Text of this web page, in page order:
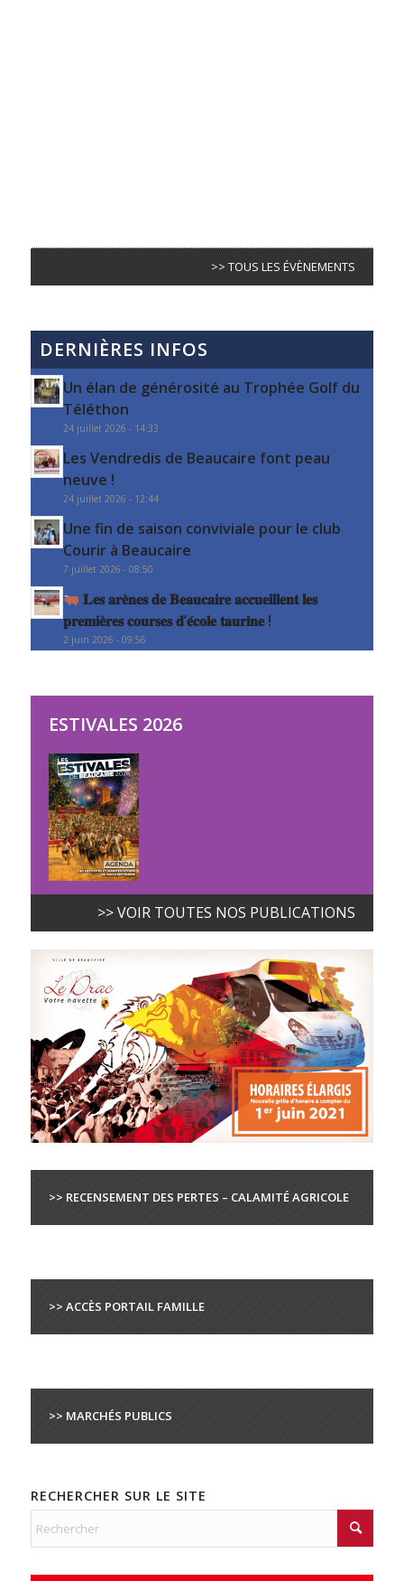
>> TOUS LES ÉVÈNEMENTS
DERNIÈRES INFOS
Un élan de générosité au Trophée Golf du
Téléthon
24 juillet 2026 - 14:33
Les Vendredis de Beaucaire font peau
neuve !
24 juillet 2026 - 12:44
Une fin de saison conviviale pour le club
Courir à Beaucaire
7 juillet 2026 - 08:50
𝐋𝐞𝐬 𝐚𝐫𝐞̀𝐧𝐞𝐬 𝐝𝐞 𝐁𝐞𝐚𝐮𝐜𝐚𝐢𝐫𝐞 𝐚𝐜𝐜𝐮𝐞𝐢𝐥𝐥𝐞𝐧𝐭 𝐥𝐞𝐬
𝐩𝐫𝐞𝐦𝐢𝐞̀𝐫𝐞𝐬 𝐜𝐨𝐮𝐫𝐬𝐞𝐬 𝐝’𝐞́𝐜𝐨𝐥𝐞 𝐭𝐚𝐮𝐫𝐢𝐧𝐞 !
2 juin 2026 - 09:56
ESTIVALES 2026
>> VOIR TOUTES NOS PUBLICATIONS
>> RECENSEMENT DES PERTES – CALAMITÉ AGRICOLE
>> ACCÈS PORTAIL FAMILLE
>> MARCHÉS PUBLICS
RECHERCHER SUR LE SITE